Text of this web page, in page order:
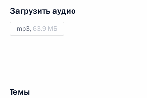
Загрузить аудио
mp3,63.9 МБ
Темы